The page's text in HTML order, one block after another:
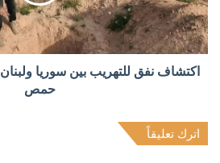
اكتشاف نفق للتهريب بين سوريا
حمص
اترك تعليقاً